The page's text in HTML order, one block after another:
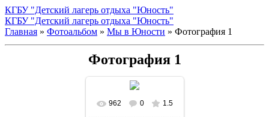
КГБУ "Детский лагерь отдыха "Юность"
КГБУ "Детский лагерь отдыха "Юность"
Главная » Фотоальбом » Мы в Юности » Фотография 1
Фотография 1
В реальном размере
962 0 1.5